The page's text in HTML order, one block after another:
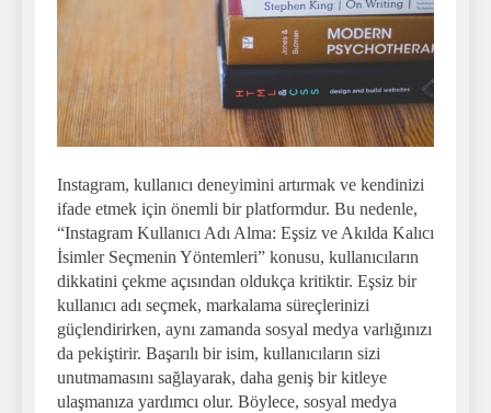
Instagram, kullanıcı deneyimini artırmak ve kendinizi
ifade etmek için önemli bir platformdur. Bu nedenle,
“Instagram Kullanıcı Adı Alma: Eşsiz ve Akılda Kalıcı
İsimler Seçmenin Yöntemleri” konusu, kullanıcıların
dikkatini çekme açısından oldukça kritiktir. Eşsiz bir
kullanıcı adı seçmek, markalama süreçlerinizi
güçlendirirken, aynı zamanda sosyal medya varlığınızı
da pekiştirir. Başarılı bir isim, kullanıcıların sizi
unutmamasını sağlayarak, daha geniş bir kitleye
ulaşmanıza yardımcı olur. Böylece, sosyal medya